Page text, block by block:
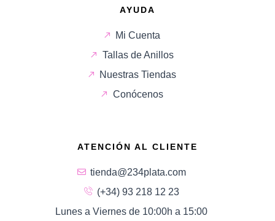
AYUDA
Mi Cuenta
Tallas de Anillos
Nuestras Tiendas
Conócenos
ATENCIÓN AL CLIENTE
tienda@234plata.com
(+34) 93 218 12 23
Lunes a Viernes de 10:00h a 15:00